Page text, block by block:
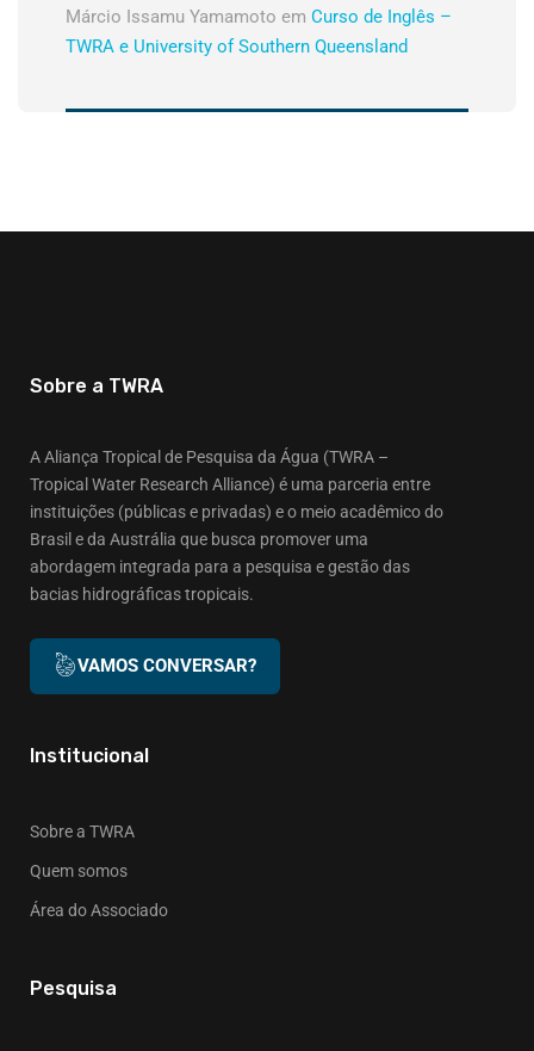
Márcio Issamu Yamamoto em Curso de Inglês –
TWRA e University of Southern Queensland
Sobre a TWRA
A Aliança Tropical de Pesquisa da Água (TWRA –
Tropical Water Research Alliance) é uma parceria entre
instituições (públicas e privadas) e o meio acadêmico do
Brasil e da Austrália que busca promover uma
abordagem integrada para a pesquisa e gestão das
bacias hidrográficas tropicais.
VAMOS CONVERSAR?
Institucional
Sobre a TWRA
Quem somos
Área do Associado
Pesquisa